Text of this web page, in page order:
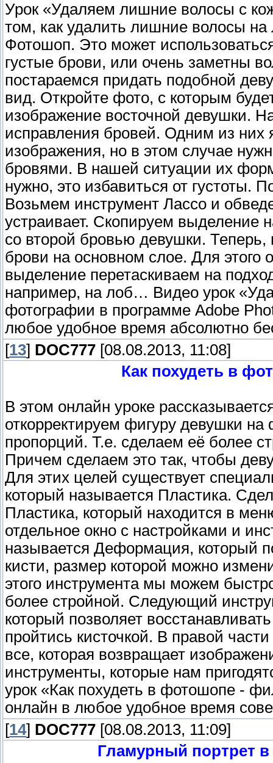
Урок «Удаляем лишние волосы с
том, как удалить лишние волосы на
Фотошоп. Это может
густые брови, или очень заметны
постараемся придать подобной
вид. Откройте фото, с которым
изображение восточной девушки.
исправления бровей. Одним из них
изображения, но в этом случае
бровями. В нашей ситуации их
нужно, это избавиться от густоты.
Возьмем инструмент Лассо и
устраивает. Скопируем выделение
со второй бровью девушки.
брови на основном слое. Для
выделение перетаскиваем на
например, на лоб… Видео урок
фотографии в программе Adobe
любое удобное время абсолютно
[13] DOC777 [08.08.2013, 11:08]
Как похудеть в
В этом онлайн уроке
откорректируем фигуру девушки
пропорций. Т.е. сделаем её более
Причем сделаем это так, чтобы
Для этих целей существует
который называется Пластика.
Пластика, который находится в
отдельное окно с настройками и
называется Деформация, который
кисти, размер которой можно
этого инструмента мы можем
более стройной. Следующий
который позволяет
пройтись кисточкой. В правой
все, которая возвращает
инструменты, которые нам
урок «Как похудеть в фотошопе -
онлайн в любое удобное время
[14] DOC777 [08.08.2013, 11:09]
Гламурный портрет